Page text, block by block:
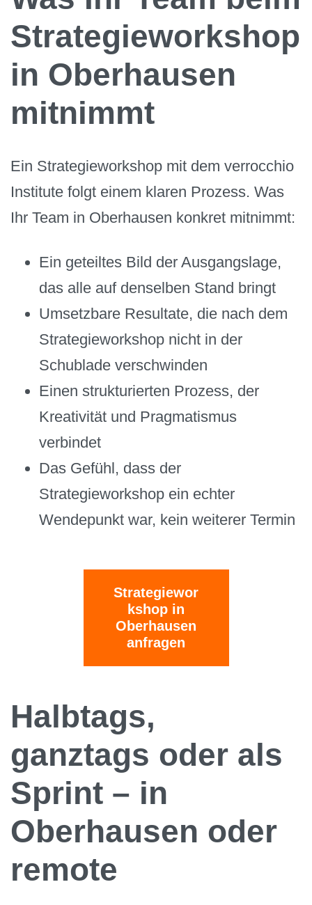
Strategieworkshop
in Oberhausen
mitnimmt
Ein Strategieworkshop mit dem verrocchio
Institute folgt einem klaren Prozess. Was
Ihr Team in Oberhausen konkret mitnimmt:
Ein geteiltes Bild der Ausgangslage,
das alle auf denselben Stand bringt
Umsetzbare Resultate, die nach dem
Strategieworkshop nicht in der
Schublade verschwinden
Einen strukturierten Prozess, der
Kreativität und Pragmatismus
verbindet
Das Gefühl, dass der
Strategieworkshop ein echter
Wendepunkt war, kein weiterer Termin
Strategiewor
kshop in
Oberhausen
anfragen
Halbtags,
ganztags oder als
Sprint – in
Oberhausen oder
remote